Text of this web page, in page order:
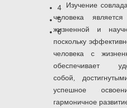
4
5
6
Изучение
человека является
жизненной и
поскольку
человека с
обеспечивает
собой,
успешное
гармоничное